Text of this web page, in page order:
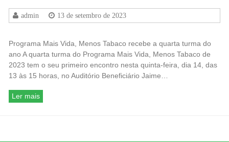
admin 13 de setembro de 2023
Programa Mais Vida, Menos Tabaco recebe a quarta turma do
ano A quarta turma do Programa Mais Vida, Menos Tabaco de
2023 tem o seu primeiro encontro nesta quinta-feira, dia 14, das
13 às 15 horas, no Auditório Beneficiário Jaime…
Ler mais